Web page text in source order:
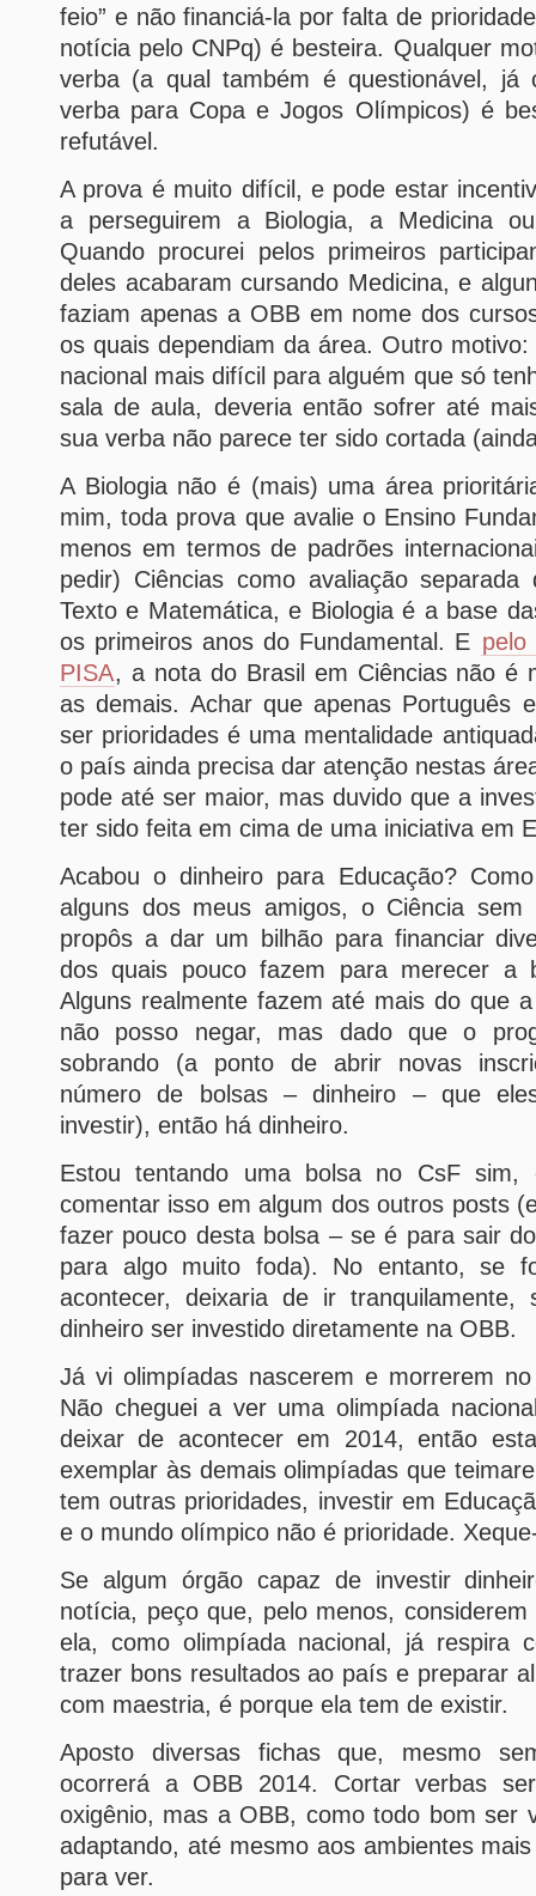
feio” e não financiá-la por falta de
notícia pelo CNPq) é besteira. Qualquer
verba (a qual também é questionável, já
verba para Copa e Jogos Olímpicos) é
refutável.
A prova é muito difícil, e pode estar
a perseguirem a Biologia, a Medicina
Quando procurei pelos primeiros
deles acabaram cursando Medicina, e
faziam apenas a OBB em nome dos
os quais dependiam da área. Outro
nacional mais difícil para alguém que só
sala de aula, deveria então sofrer até
sua verba não parece ter sido cortada
A Biologia não é (mais) uma área
mim, toda prova que avalie o Ensino
menos em termos de padrões
pedir) Ciências como avaliação
Texto e Matemática, e Biologia é a base
os primeiros anos do Fundamental. E pelo
PISA, a nota do Brasil em Ciências não é
as demais. Achar que apenas Português
ser prioridades é uma mentalidade
o país ainda precisa dar atenção nestas
pode até ser maior, mas duvido que a
ter sido feita em cima de uma iniciativa em
Acabou o dinheiro para Educação?
alguns dos meus amigos, o Ciência sem
propôs a dar um bilhão para financiar
dos quais pouco fazem para merecer a
Alguns realmente fazem até mais do que
não posso negar, mas dado que o
sobrando (a ponto de abrir novas
número de bolsas – dinheiro – que
investir), então há dinheiro.
Estou tentando uma bolsa no CsF
comentar isso em algum dos outros posts
fazer pouco desta bolsa – se é para sair
para algo muito foda). No entanto, se
acontecer, deixaria de ir
dinheiro ser investido diretamente na OBB.
Já vi olimpíadas nascerem e morrerem
Não cheguei a ver uma olimpíada
deixar de acontecer em 2014, então
exemplar às demais olimpíadas que
tem outras prioridades, investir em
e o mundo olímpico não é prioridade.
Se algum órgão capaz de investir
notícia, peço que, pelo menos,
ela, como olimpíada nacional, já respira
trazer bons resultados ao país e preparar
com maestria, é porque ela tem de existir.
Aposto diversas fichas que, mesmo
ocorrerá a OBB 2014. Cortar verbas
oxigênio, mas a OBB, como todo bom ser
adaptando, até mesmo aos ambientes
para ver.